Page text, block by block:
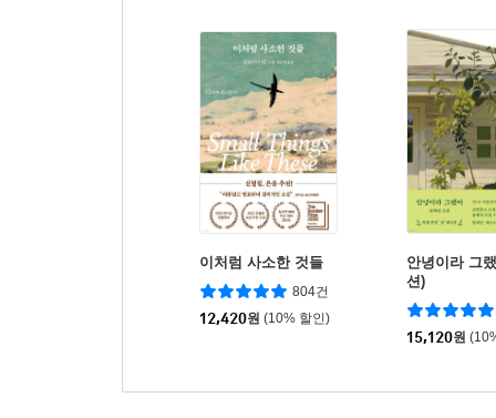
이처럼 사소한 것들
804건
12,420원 (10% 할인)
안녕이라 그
션)
15,120원